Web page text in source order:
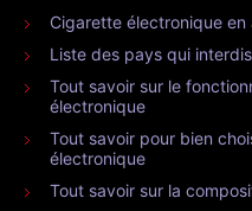
Cigarette électronique en
Liste des pays qui
Tout savoir sur le
électronique
Tout savoir pour bien
électronique
Tout savoir sur la